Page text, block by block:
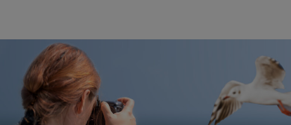
springen